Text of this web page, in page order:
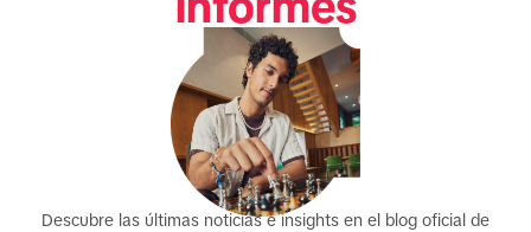
actualizaciones de
productos
informes
Descubre las últimas noticias e insights en el blog oficial de